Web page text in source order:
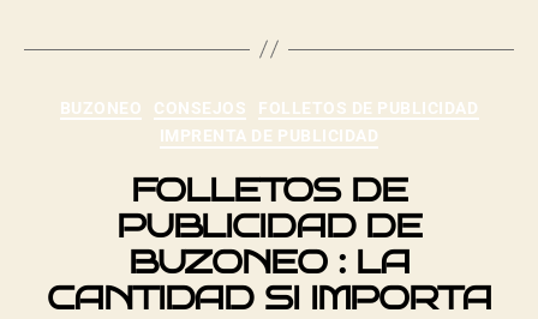
BUZONEO CONSEJOS
FOLLETOS DE PUBLICIDAD
IMPRENTA DE PUBLICIDAD
FOLLETOS DE
PUBLICIDAD DE
BUZONEO : LA
CANTIDAD SI IMPORTA